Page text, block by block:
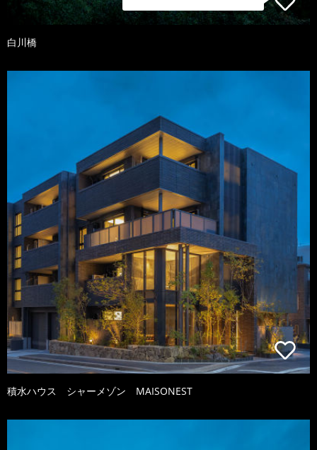
白川橋
積水ハウス シャーメゾン MAISONEST